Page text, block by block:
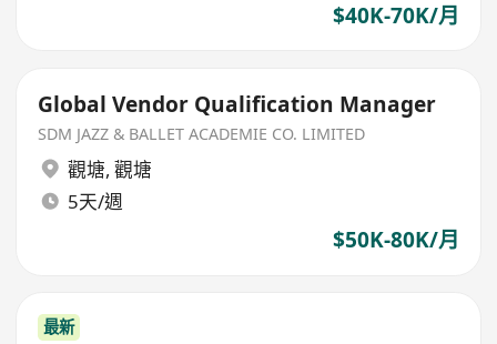
$40K-70K/月
Global Vendor Qualification Manager
SDM JAZZ & BALLET ACADEMIE CO. LIMITED
觀塘, 觀塘
5天/週
$50K-80K/月
最新